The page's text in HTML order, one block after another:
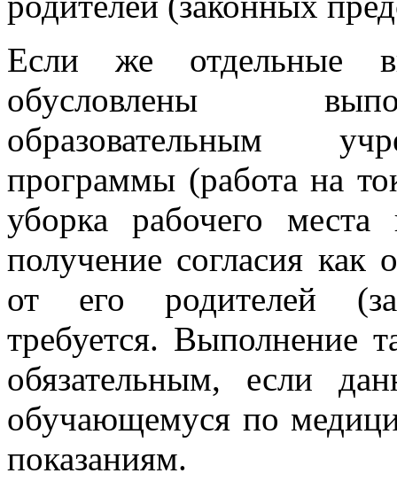
Если же отдельные
обусловлены
образовательным
программы (работа на
уборка рабочего
получение согласия как
от его родителей
требуется. Выполнение
обязательным, если
обучающемуся по
показаниям.